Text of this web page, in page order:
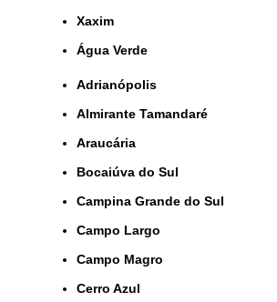
Xaxim
Água Verde
Adrianópolis
Almirante Tamandaré
Araucária
Bocaiúva do Sul
Campina Grande do Sul
Campo Largo
Campo Magro
Cerro Azul